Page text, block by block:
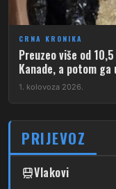
CRNA KRONIKA
Preuzeo više od
Kanade, a potom
1. kolovoza 2026.
PRIJEVOZ
Vlakovi